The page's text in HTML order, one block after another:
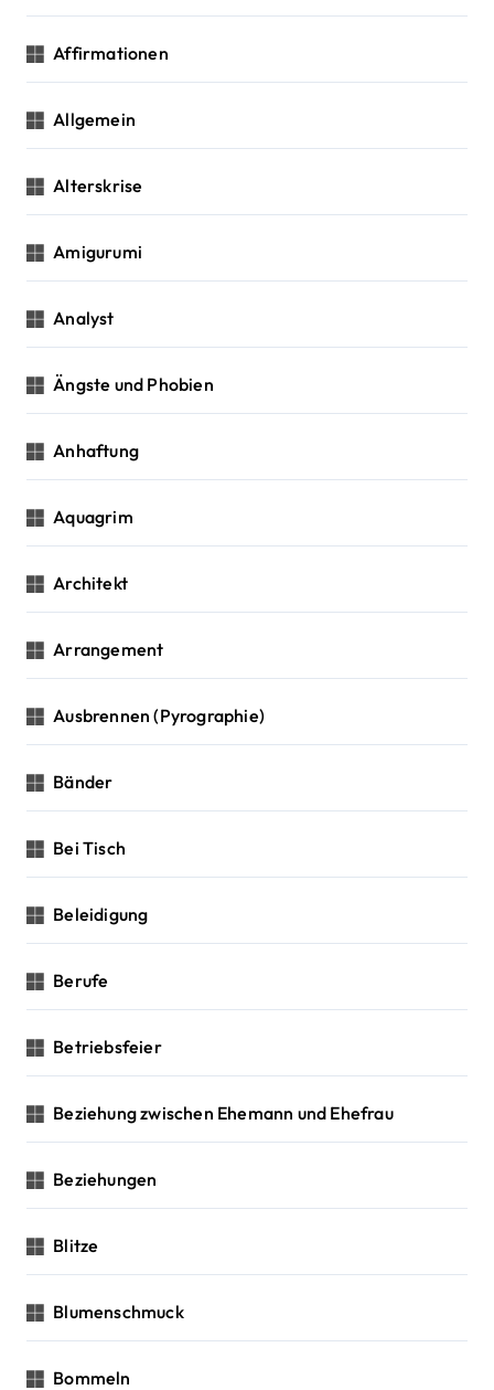
t
i
o
n
Affirmationen
Allgemein
Alterskrise
Amigurumi
Analyst
Ängste und Phobien
Anhaftung
Aquagrim
Architekt
Arrangement
Ausbrennen (Pyrographie)
Bänder
Bei Tisch
Beleidigung
Berufe
Betriebsfeier
Beziehung zwischen Ehemann und Ehefrau
Beziehungen
Blitze
Blumenschmuck
Bommeln